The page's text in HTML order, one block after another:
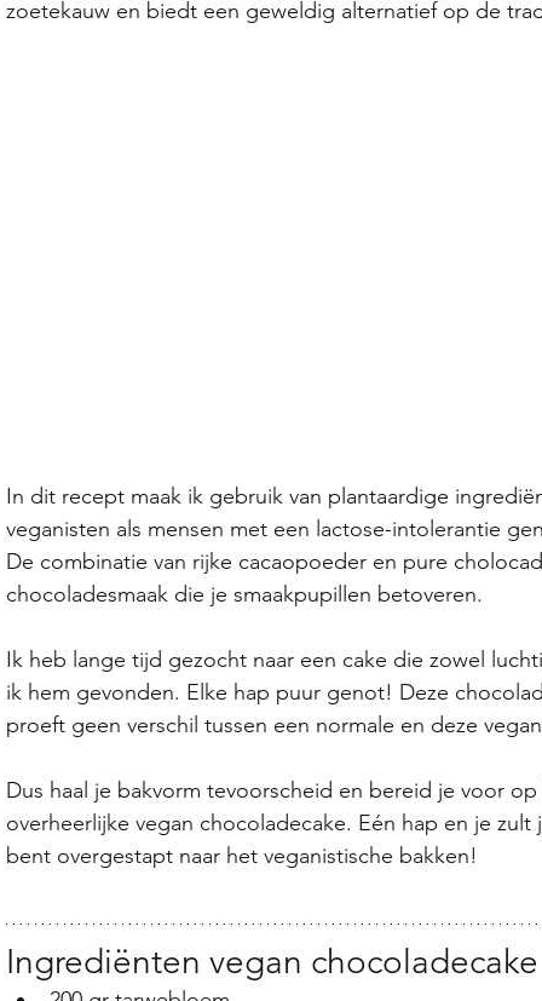
zoetekauw en biedt een geweldig alternatief op de
In dit recept maak ik gebruik van plantaardige
veganisten als mensen met een lactose-intolerantie
De combinatie van rijke cacaopoeder en pure
chocoladesmaak die je smaakpupillen betoveren.
Ik heb lange tijd gezocht naar een cake die zowel
ik hem gevonden. Elke hap puur genot! Deze
proeft geen verschil tussen een normale en deze
Dus haal je bakvorm tevoorscheid en bereid je voor
overheerlijke vegan chocoladecake. Eén hap en je
bent overgestapt naar het veganistische bakken!
Ingrediënten vegan chocoladecake